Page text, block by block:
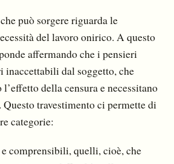
può sorgere riguarda le
del lavoro onirico. A questo
affermando che i pensieri
inaccettabili dal soggetto, che
della censura e necessitano
travestimento ci permette di
categorie:
comprensibili, quelli, cioè, che